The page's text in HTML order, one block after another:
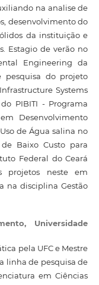
na analise de
desenvolvimento do
da instituição e
Estagio de verão no
Engineering da
pesquisa do projeto
Systems
PIBITI - Programa
Desenvolvimento
de Água salina no
Baixo Custo para
Federal do Ceará
projetos neste em
na disciplina Gestão
Universidade
pela UFC e Mestre
linha de pesquisa de
em Ciências